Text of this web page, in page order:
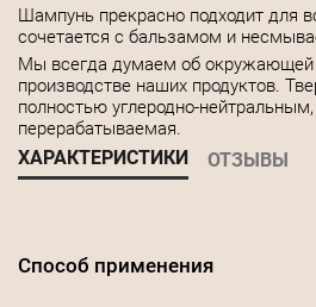
Шампунь прекрасно подходит для
сочетается с бальзамом и
Мы всегда думаем об окружающей
производстве наших продуктов.
полностью углеродно-
перерабатываемая.
ХАРАКТЕРИСТИКИ ОТЗЫВЫ
Способ применения